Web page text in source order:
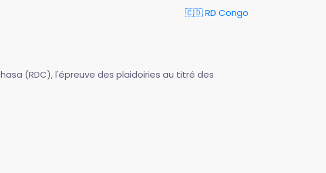
🇨🇩 RD Congo
(RDC), l'épreuve des plaidoiries au titré des